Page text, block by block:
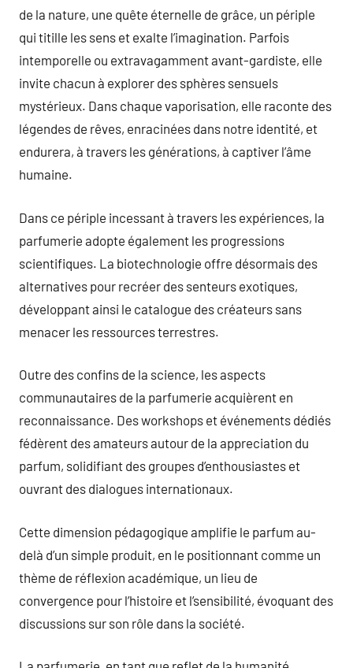
de la nature, une quête éternelle de grâce, un périple
qui titille les sens et exalte l’imagination. Parfois
intemporelle ou extravagamment avant-gardiste, elle
invite chacun à explorer des sphères sensuels
mystérieux. Dans chaque vaporisation, elle raconte des
légendes de rêves, enracinées dans notre identité, et
endurera, à travers les générations, à captiver l’âme
humaine.
Dans ce périple incessant à travers les expériences, la
parfumerie adopte également les progressions
scientifiques. La biotechnologie offre désormais des
alternatives pour recréer des senteurs exotiques,
développant ainsi le catalogue des créateurs sans
menacer les ressources terrestres.
Outre des confins de la science, les aspects
communautaires de la parfumerie acquièrent en
reconnaissance. Des workshops et événements dédiés
fédèrent des amateurs autour de la appreciation du
parfum, solidifiant des groupes d’enthousiastes et
ouvrant des dialogues internationaux.
Cette dimension pédagogique amplifie le parfum au-
delà d’un simple produit, en le positionnant comme un
thème de réflexion académique, un lieu de
convergence pour l’histoire et l’sensibilité, évoquant des
discussions sur son rôle dans la société.